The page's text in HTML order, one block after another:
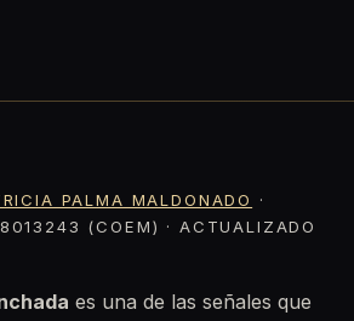
PALMA MALDONADO
·
(COEM) · ACTUALIZADO
es una de las señales que